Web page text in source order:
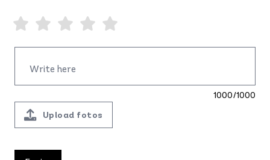
1000/1000
Upload fotos